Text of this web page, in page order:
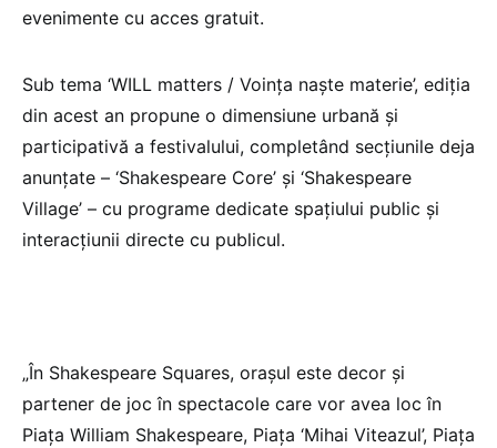
evenimente cu acces gratuit.
Sub tema ‘WILL matters / Voinţa naşte materie’, ediţia
din acest an propune o dimensiune urbană şi
participativă a festivalului, completând secţiunile deja
anunţate – ‘Shakespeare Core’ şi ‘Shakespeare
Village’ – cu programe dedicate spaţiului public şi
interacţiunii directe cu publicul.
„În Shakespeare Squares, oraşul este decor şi
partener de joc în spectacole care vor avea loc în
Piaţa William Shakespeare, Piaţa ‘Mihai Viteazul’, Piaţa